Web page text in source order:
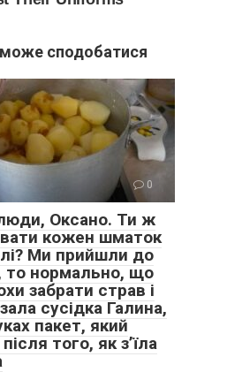
сподобатися
0
Оксано. Ти ж
кожен шматок
Ми прийшли до
то нормально, що
забрати страв і
сусідка Галина,
пакет, який
того, як з’їла